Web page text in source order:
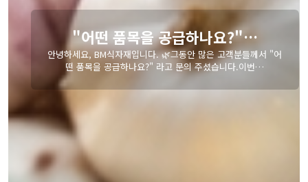
매일 아침 도매시장에서 보내…
여러분, 식자재는 살아있는 물건입니다.어제와 오늘의 가격이
다르고, 이번 주와 지난주의 품질이 다릅니다. 비가 왔는지, 얼
마나…